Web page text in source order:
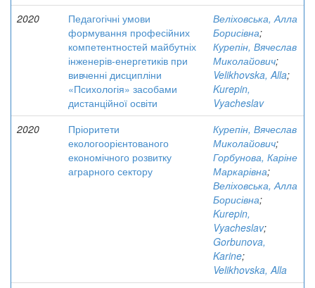
2020
Педагогічні умови
формування професійних
компетентностей майбутніх
інженерів-енергетиків при
вивченні дисципліни
«Психологія» засобами
дистанційної освіти
Веліховська, Алла
Борисівна;
Курепін, Вячеслав
Миколайович;
Velikhovska, Alla;
Kurepin,
Vyacheslav
2020
Пріоритети
екологоорієнтованого
економічного розвитку
аграрного сектору
Курепін, Вячеслав
Миколайович;
Горбунова, Каріне
Маркарівна;
Веліховська, Алла
Борисівна;
Kurepin,
Vyacheslav;
Gorbunova,
Karine;
Velikhovska, Alla